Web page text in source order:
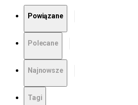
Powiązane
Polecane
Najnowsze
Tagi